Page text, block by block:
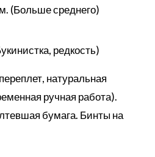
(Больше среднего)
редкость)
натуральная
ручная работа).
бумага. Бинты на